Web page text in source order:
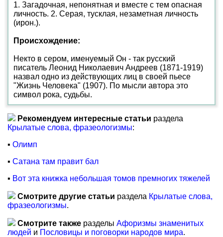
1. Загадочная, непонятная и вместе с тем опасная
личность. 2. Серая, тусклая, незаметная личность
(ирон.).
Происхождение:
Некто в сером, именуемый Он - так русский
писатель Леонид Николаевич Андреев (1871-1919)
назвал одно из действующих лиц в своей пьесе
"Жизнь Человека" (1907). По мысли автора это
символ рока, судьбы.
Рекомендуем интересные статьи раздела
Крылатые слова, фразеологизмы:
▪ Олимп
▪ Сатана там правит бал
▪ Вот эта книжка небольшая томов премногих тяжелей
Смотрите другие статьи раздела Крылатые слова,
фразеологизмы.
Смотрите также разделы Афоризмы знаменитых
людей и Пословицы и поговорки народов мира.